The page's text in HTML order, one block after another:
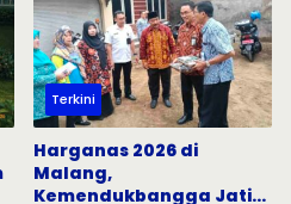
Terkini
Harganas 2026 di
Malang,
Kemendukbangga Jatim